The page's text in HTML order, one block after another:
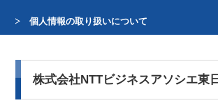
個人情報の取り扱いについて
株式会社NTTビジネスアソシエ東